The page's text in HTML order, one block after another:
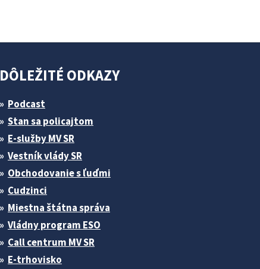
DÔLEŽITÉ ODKAZY
Podcast
Stan sa policajtom
E-služby MV SR
Vestník vlády SR
Obchodovanie s ľuďmi
Cudzinci
Miestna štátna správa
Vládny program ESO
Call centrum MV SR
E-trhovisko